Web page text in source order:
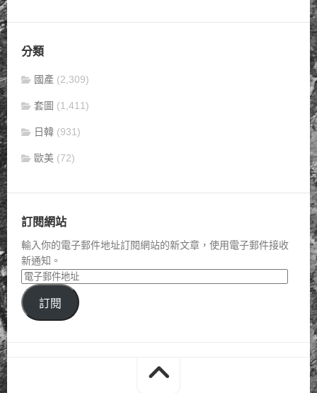
分類
國產 (2,309)
套圖 (1,411)
日韓 (931)
歐美 (72)
訂閱網站
輸入你的電子郵件地址訂閱網站的新文章，使用電子郵件接收
新通知。
訂閱